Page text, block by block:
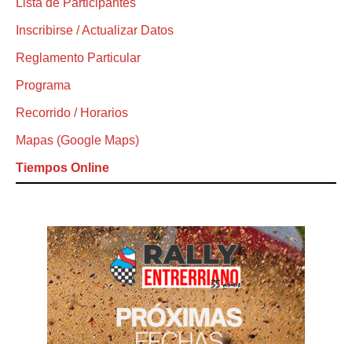
Lista de Participantes
Inscribirse / Actualizar Datos
Reglamento Particular
Programa
Recorrido / Horarios
Mapas (Google Maps)
Tiempos Online